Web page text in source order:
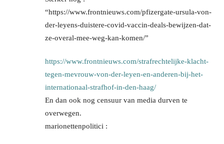
“https://www.frontnieuws.com/pfizergate-ursula-von-
der-leyens-duistere-covid-vaccin-deals-bewijzen-dat-
ze-overal-mee-weg-kan-komen/”
https://www.frontnieuws.com/strafrechtelijke-klacht-
tegen-mevrouw-von-der-leyen-en-anderen-bij-het-
internationaal-strafhof-in-den-haag/
En dan ook nog censuur van media durven te
overwegen.
marionettenpolitici :